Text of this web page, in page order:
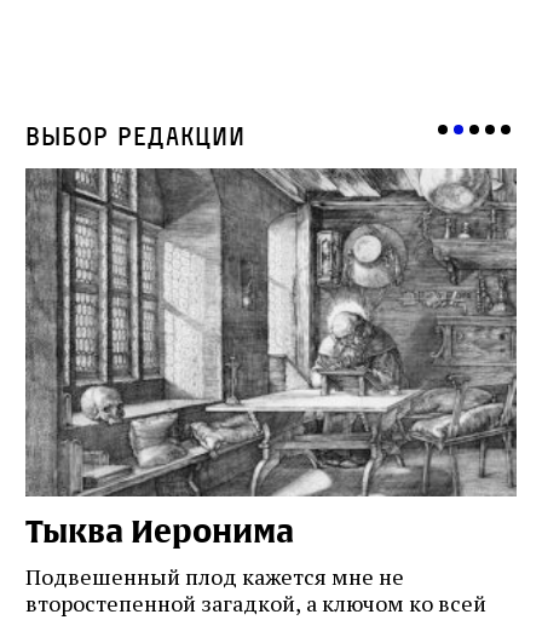
Выбор редакции
Тыква Иеронима
Подвешенный плод кажется мне не
второстепенной загадкой, а ключом ко всей